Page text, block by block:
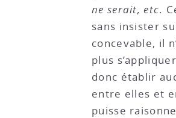
ne serait, etc.
sans insister
concevable, il
plus
donc établir
entre elles et
puisse